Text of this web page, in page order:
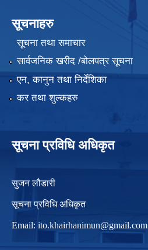
सूचनाहरु
सूचना तथा समाचार
सार्वजनिक खरीद /बोलपत्र सूचना
एन, कानुन तथा निर्देशिका
कर तथा शुल्कहरु
सूचना प्रविधि अधिकृत
सुजन लौडारी
सूचना प्रविधि अधिकृत
Email: ito.khairhanimun@gmail.com